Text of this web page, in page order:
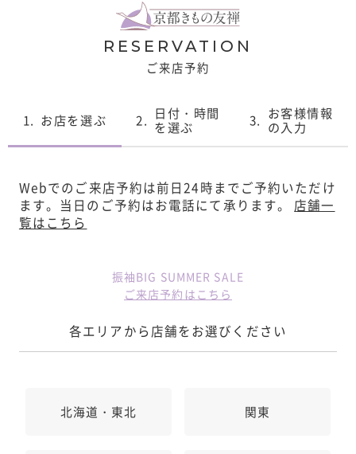
RESERVATION
ご来店予約
1. お店を選ぶ 2. 日付・時間
を選ぶ 3. お客様情報
の入力
Webでのご来店予約は前日24時までご予約いただけ
ます。 当日のご予約はお電話にて承ります。 店舗一
覧はこちら
振袖BIG SUMMER SALE
ご来店予約はこちら
各エリアから店舗をお選びください
北海道・東北 関東